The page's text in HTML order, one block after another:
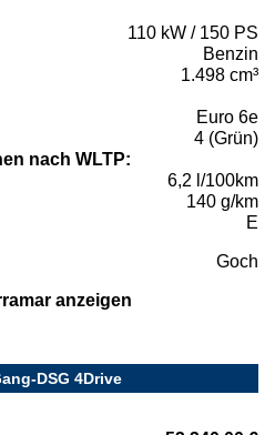
110 kW / 150 PS
Benzin
1.498 cm³
Euro 6e
4 (Grün)
nach WLTP:
6,2 l/100km
140 g/km
E
Goch
anzeigen
DSG 4Drive